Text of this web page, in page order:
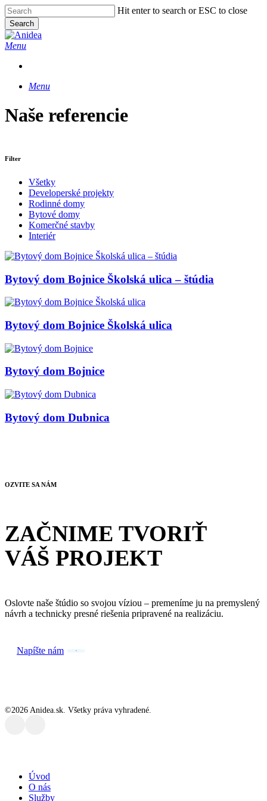
Skip
to
main
content
Hit enter to search or ESC to close
Search
Close
Search
Menu
Menu
Naše referencie
Filter
Všetky
Developerské projekty
Rodinné domy
Bytové domy
Komerčné stavby
Interiér
Bytový dom Bojnice Školská ulica – štúdia
Bytový dom Bojnice Školská ulica
Bytový dom Bojnice
Bytový dom Dubnica
OZVITE SA NÁM
ZAČNIME TVORIŤ
VÁŠ PROJEKT
Oslovte naše štúdio so svojou víziou – premeníme ju na premyslený
návrh a technicky presné riešenia pripravené na realizáciu.
Napíšte nám
©2026 Anidea.sk. Všetky práva vyhradené.
Close
Menu
Úvod
O nás
Služby